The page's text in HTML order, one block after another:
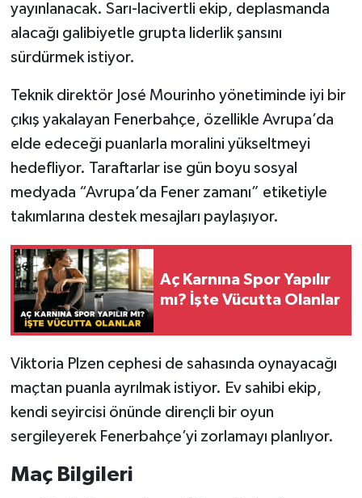
yayınlanacak. Sarı-lacivertli ekip, deplasmanda
alacağı galibiyetle grupta liderlik şansını
sürdürmek istiyor.
Teknik direktör José Mourinho yönetiminde iyi bir
çıkış yakalayan Fenerbahçe, özellikle Avrupa’da
elde edeceği puanlarla moralini yükseltmeyi
hedefliyor. Taraftarlar ise gün boyu sosyal
medyada “Avrupa’da Fener zamanı” etiketiyle
takımlarına destek mesajları paylaşıyor.
Aç Karnına Spor Yapılır
mı? İşte Vücutta Olanlar
Viktoria Plzen cephesi de sahasında oynayacağı
maçtan puanla ayrılmak istiyor. Ev sahibi ekip,
kendi seyircisi önünde dirençli bir oyun
sergileyerek Fenerbahçe’yi zorlamayı planlıyor.
Maç Bilgileri